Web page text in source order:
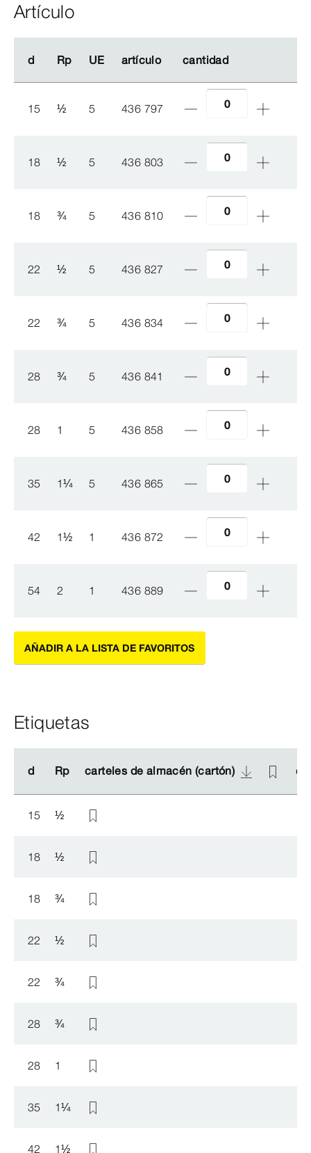
Artículo
d Rp UE artículo cantidad
d Rp UE artículo cantidad
15 ½ 5 436 797
18 ½ 5 436 803
18 ¾ 5 436 810
22 ½ 5 436 827
22 ¾ 5 436 834
28 ¾ 5 436 841
28 1 5 436 858
35 1¼ 5 436 865
42 1½ 1 436 872
54 2 1 436 889
AÑADIR A LA LISTA DE FAVORITOS
Etiquetas
d Rp carteles de almacén (cartón)
d Rp carteles de almacén (cartón)
15 ½
18 ½
18 ¾
22 ½
22 ¾
28 ¾
28 1
35 1¼
42 1½